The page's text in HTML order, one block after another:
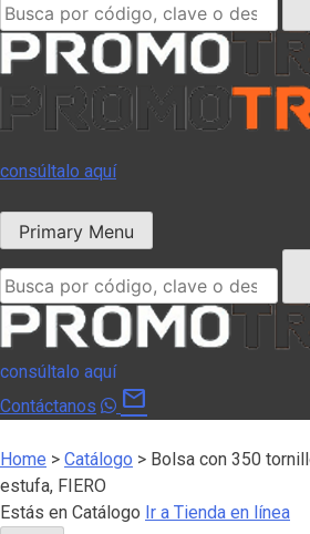
consúltalo aquí
Primary Menu
consúltalo aquí
Contáctanos
mail
Home > Catálogo > Bolsa con 350
estufa, FIERO
Estás en Catálogo Ir a Tienda en línea